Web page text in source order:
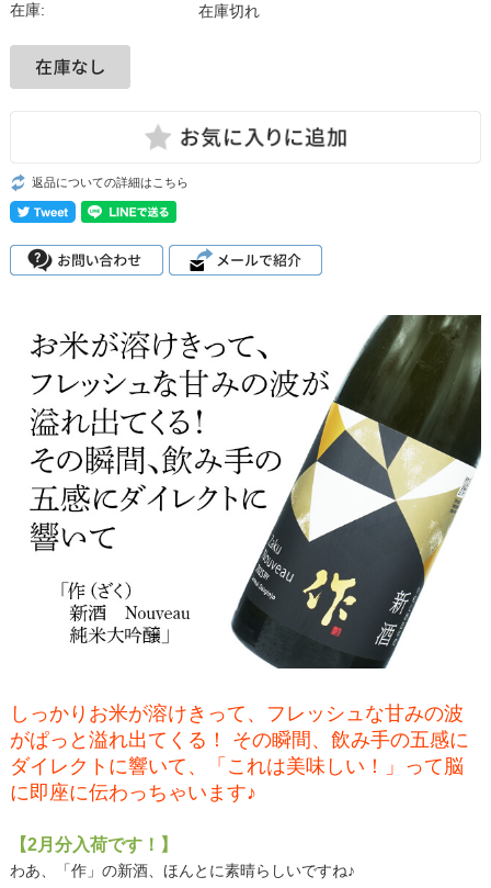
在庫: 在庫切れ
返品についての詳細はこちら
しっかりお米が溶けきって、フレッシュな甘みの波
がぱっと溢れ出てくる！ その瞬間、飲み手の五感に
ダイレクトに響いて、「これは美味しい！」って脳
に即座に伝わっちゃいます♪
【2月分入荷です！】
わあ、「作」の新酒、ほんとに素晴らしいですね♪